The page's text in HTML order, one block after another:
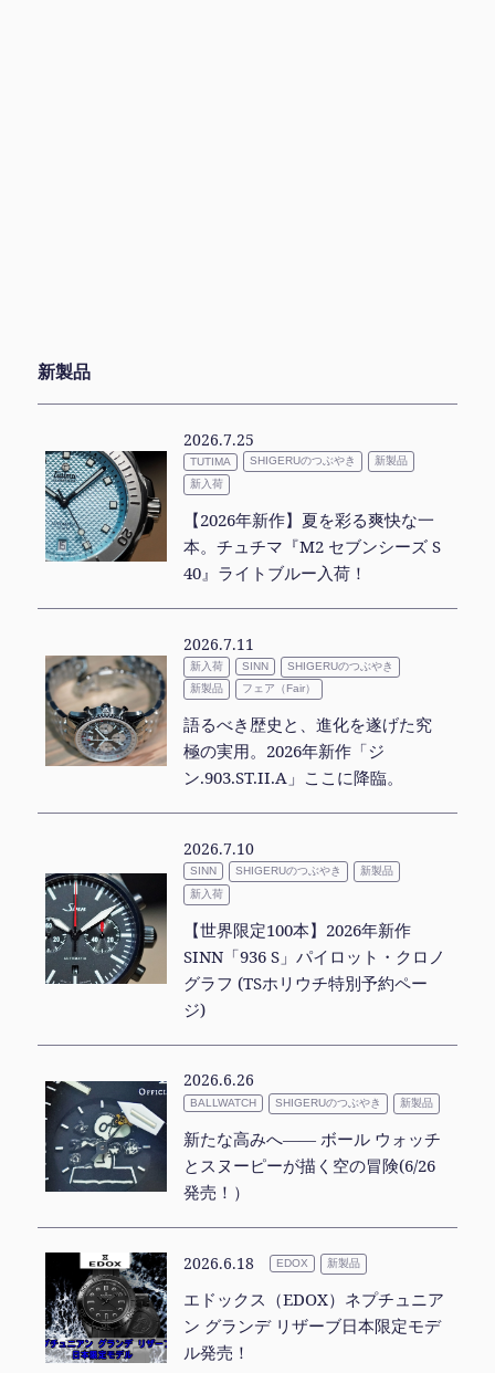
新製品
2026.7.25
TUTIMA SHIGERUのつぶやき
新製品
新入荷
【2026年新作】夏を彩る爽快な一
本。チュチマ『M2 セブンシーズ S
40』ライトブルー入荷！
2026.7.11
新入荷 SINN
SHIGERUのつぶやき
新製品
フェア（Fair）
語るべき歴史と、進化を遂げた究
極の実用。2026年新作「ジ
ン.903.ST.II.A」ここに降臨。
2026.7.10
SINN SHIGERUのつぶやき
新製品
新入荷
【世界限定100本】2026年新作
SINN「936 S」パイロット・クロノ
グラフ (TSホリウチ特別予約ペー
ジ)
2026.6.26
BALLWATCH SHIGERUのつぶやき 新製品
新たな高みへ―― ボール ウォッチ
とスヌーピーが描く空の冒険(6/26
発売！）
2026.6.18 EDOX 新製品
エドックス（EDOX）ネプチュニア
ン グランデ リザーブ日本限定モデ
ル発売！